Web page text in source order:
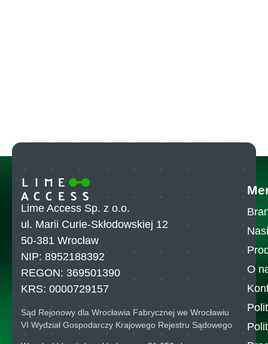
Lime Access Sp. z o.o.
ul. Marii Curie-Skłodowskiej 12
50-381 Wrocław
NIP: 8952188392
REGON: 369501390
KRS: 0000729157
Sąd Rejonowy dla Wrocławia Fabrycznej we Wrocławiu
VI Wydział Gospodarczy Krajowego Rejestru Sądowego
O